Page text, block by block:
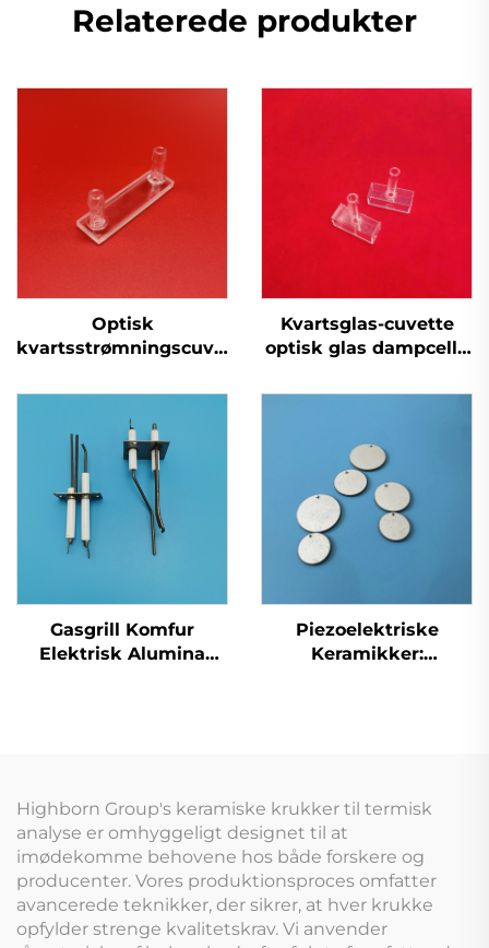
Relaterede produkter
Optisk
kvartsstrømningscuvette
strækning og
tilslutningsrør til
kemiske
spektroskopiske
instrumenter
Kvartsglas-cuvette
optisk glas dampcelle
Gasgrill Komfur
Elektrisk Alumina
Piezoelektriske
Keramikker:
Highborn Group's keramiske krukker til termisk
analyse er omhyggeligt designet til at
imødekomme behovene hos både forskere og
producenter. Vores produktionsproces omfatter
avancerede teknikker, der sikrer, at hver krukke
opfylder strenge kvalitetskrav. Vi anvender